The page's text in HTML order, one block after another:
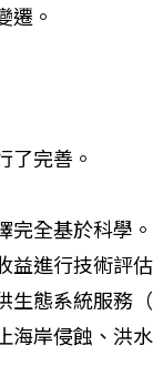
遷。
了完善。
完全基於科學
進行技術評
態系統服務
岸侵蝕、洪